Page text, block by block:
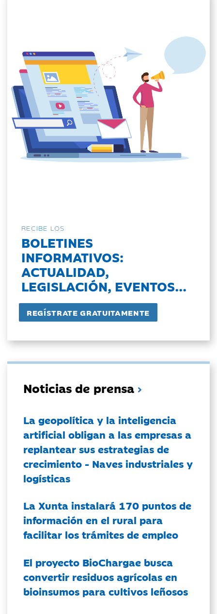
RECIBE LOS
BOLETINES
INFORMATIVOS:
ACTUALIDAD,
LEGISLACIÓN, EVENTOS...
Noticias de prensa
La geopolítica y la inteligencia
artificial obligan a las empresas a
replantear sus estrategias de
crecimiento - Naves industriales y
logísticas
La Xunta instalará 170 puntos de
información en el rural para
facilitar los trámites de empleo
El proyecto BioChargae busca
convertir residuos agrícolas en
bioinsumos para cultivos leñosos